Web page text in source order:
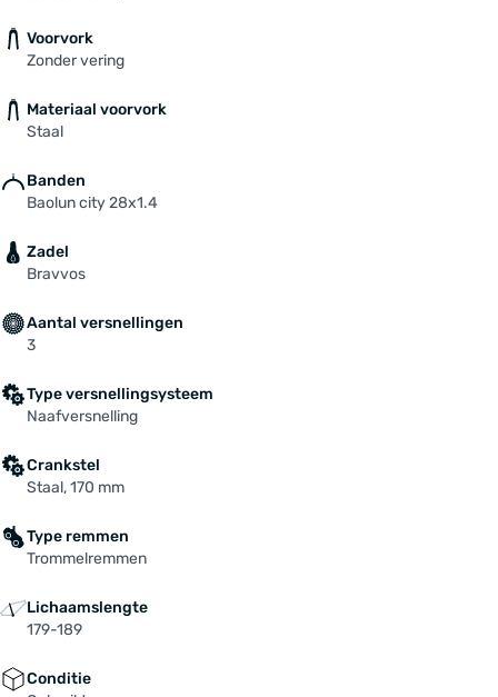
Voorvork
Zonder vering
Materiaal voorvork
Staal
Banden
Baolun city 28x1.4
Zadel
Bravvos
Aantal versnellingen
3
Type versnellingsysteem
Naafversnelling
Crankstel
Staal, 170 mm
Type remmen
Trommelremmen
Lichaamslengte
179-189
Conditie